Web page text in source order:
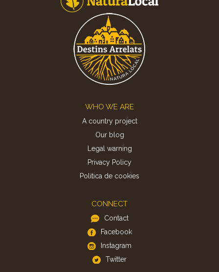
WHO WE ARE
A country project
Our blog
Legal warning
Privacy Policy
Politica de cookies
CONNECT
Contact
Facebook
Instagram
Twitter